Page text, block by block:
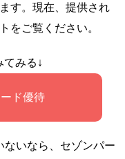
す。現在、提供され
をご覧ください。
てみる↓
ド優待
ないなら、セゾンパー